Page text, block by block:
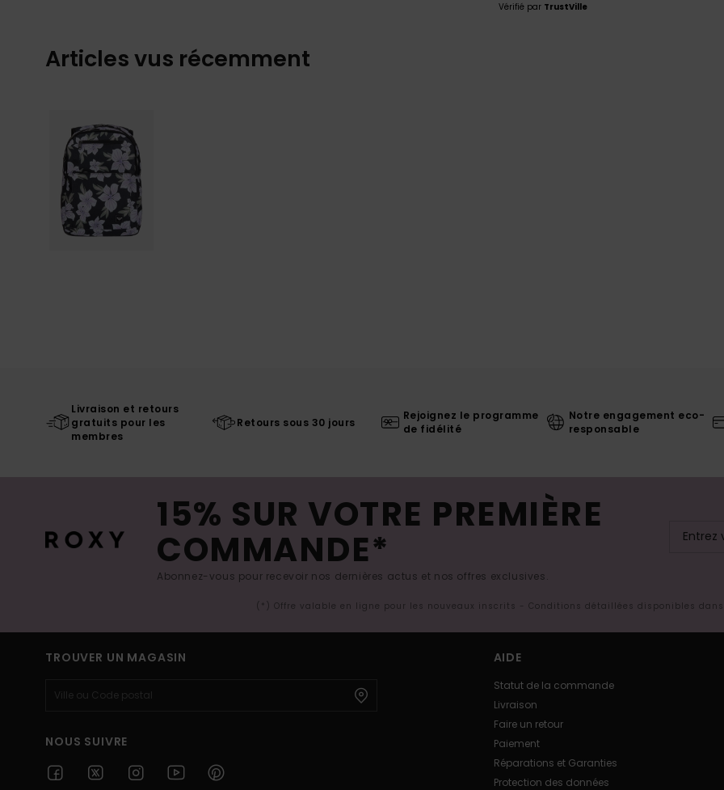
Vérifié par TrustVille
Articles vus récemment
Livraison et retours
gratuits pour les
membres
Retours sous 30 jours
Rejoignez le programme
de fidélité
Notre engagement eco-
responsable
15% SUR VOTRE PREMIÈRE
COMMANDE*
Abonnez-vous pour recevoir nos dernières actus et nos offres exclusives.
(*) Offre valable en ligne pour les nouveaux inscrits - Conditions détaillées disponibles
TROUVER UN MAGASIN
NOUS SUIVRE
AIDE
Statut de la commande
Livraison
Faire un retour
Paiement
Réparations et Garanties
Protection des données